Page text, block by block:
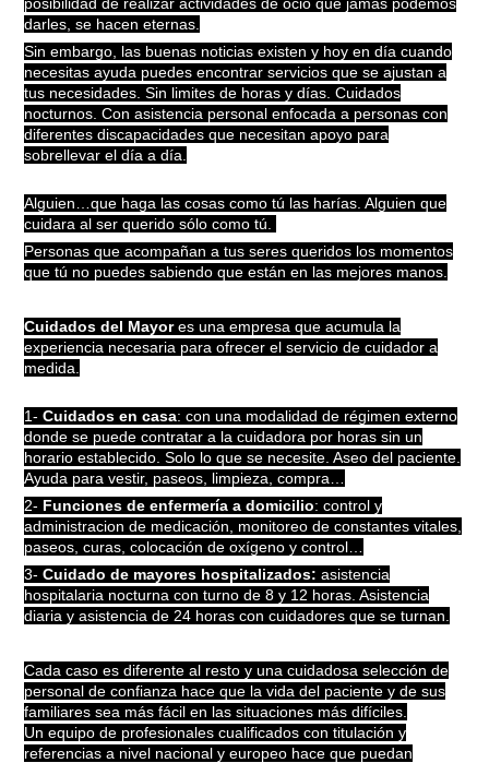
darles, se hacen eternas.
Sin embargo, las buenas noticias existen y hoy en día cuando
necesitas ayuda puedes encontrar servicios que se ajustan a
tus necesidades. Sin limites de horas y días. Cuidados
nocturnos. Con asistencia personal enfocada a personas con
diferentes discapacidades que necesitan apoyo para
sobrellevar el día a día.
Alguien…que haga las cosas como tú las harías. Alguien que
cuidara al ser querido sólo como tú.
Personas que acompañan a tus seres queridos los momentos
que tú no puedes sabiendo que están en las mejores manos.
Cuidados del Mayores una empresa que acumula la
experiencia necesaria para ofrecer el servicio de cuidador a
medida.
1- Cuidados en casa: con una modalidad de régimen externo
donde se puede contratar a la cuidadora por horas sin un
horario establecido. Solo lo que se necesite. Aseo del paciente.
Ayuda para vestir, paseos, limpieza, compra…
2- Funciones de enfermería a domicilio: control y
administracion de medicación, monitoreo de constantes vitales,
paseos, curas, colocación de oxígeno y control…
3- Cuidado de mayores hospitalizados: asistencia
hospitalaria nocturna con turno de 8 y 12 horas. Asistencia
diaria y asistencia de 24 horas con cuidadores que se turnan.
Cada caso es diferente al resto y una cuidadosa selección de
personal de confianza hace que la vida del paciente y de sus
familiares sea más fácil en las situaciones más difíciles.
Un equipo de profesionales cualificados con titulación y
referencias a nivel nacional y europeo hace que puedan